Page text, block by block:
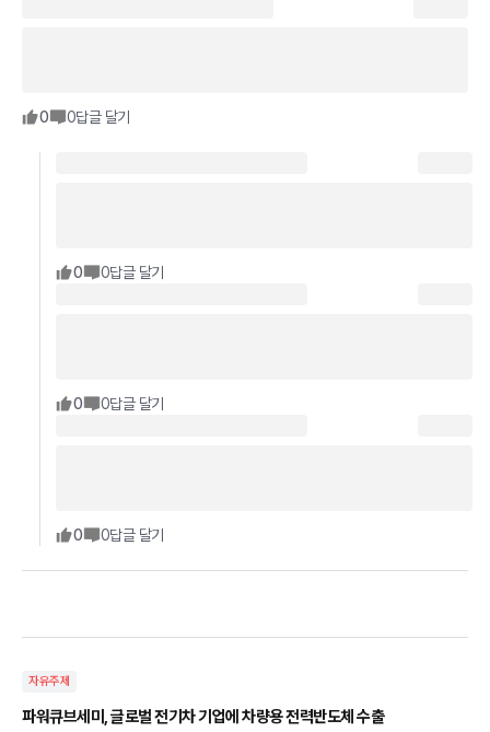
0 0답글 달기
0 0답글 달기
0 0답글 달기
0 0답글 달기
자유주제
파워큐브세미, 글로벌 전기차 기업에 차량용 전력반도체 수출